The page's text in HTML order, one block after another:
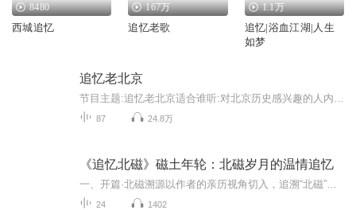
8480
西城追忆
167万
追忆老歌
1.1万
追忆|浴血江湖|人生
如梦
追忆老北京
87 24.8万
《追忆北磁》磁土年轮：北磁岁月的温情追忆
24 1402